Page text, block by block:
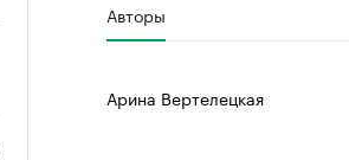
Авторы
Арина Вертелецкая